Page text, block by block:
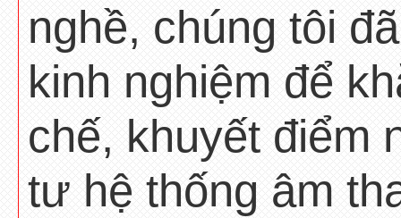
nghề, chúng tôi
kinh nghiệm để
chế, khuyết điểm
tư hệ thống âm